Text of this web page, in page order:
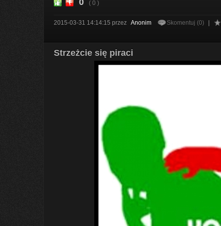
0 ( 0 )
2015-03-31 14:14:15 przez Anonim Skomentuj (0)
Strzeżcie się piraci